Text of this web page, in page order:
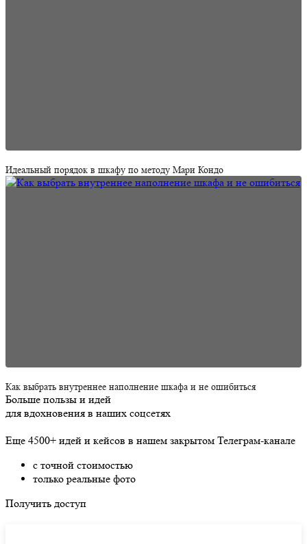
Идеальный порядок в шкафу по методу Мари Кондо
Как выбрать внутреннее наполнение шкафа и не ошибиться
Больше пользы и идей
для вдохновения в наших соцсетях
Еще 4500+ идей и кейсов в нашем закрытом Телеграм-канале
с точной стоимостью
только реальные фото
Получить доступ